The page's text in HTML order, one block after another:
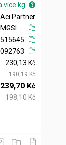
více kg
Aci Partner
230,13 Kč
190,19 Kč
239,70 Kč
198,10 Kč